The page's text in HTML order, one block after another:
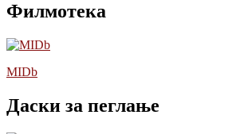
Филмотека
MIDb
Даски за пеглање